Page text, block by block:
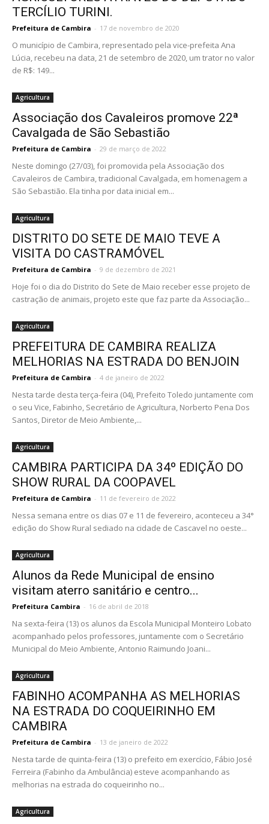
TERCÍLIO TURINI.
Prefeitura de Cambira - 17 de novembro de 2020
O município de Cambira, representado pela vice-prefeita Ana
Lúcia, recebeu na data, 21 de setembro de 2020, um trator no valor
de R$: 149...
Agricultura
Associação dos Cavaleiros promove 22ª
Cavalgada de São Sebastião
Prefeitura de Cambira - 29 de março de 2022
Neste domingo (27/03), foi promovida pela Associação dos
Cavaleiros de Cambira, tradicional Cavalgada, em homenagem a
São Sebastião. Ela tinha por data inicial em...
Agricultura
DISTRITO DO SETE DE MAIO TEVE A
VISITA DO CASTRAMÓVEL
Prefeitura de Cambira - 9 de dezembro de 2021
Hoje foi o dia do Distrito do Sete de Maio receber esse projeto de
castração de animais, projeto este que faz parte da Associação...
Agricultura
PREFEITURA DE CAMBIRA REALIZA
MELHORIAS NA ESTRADA DO BENJOIN
Prefeitura de Cambira - 4 de janeiro de 2022
Nesta tarde desta terça-feira (04), Prefeito Toledo juntamente com
o seu Vice, Fabinho, Secretário de Agricultura, Norberto Pena Dos
Santos, Diretor de Meio Ambiente,...
Agricultura
CAMBIRA PARTICIPA DA 34º EDIÇÃO DO
SHOW RURAL DA COOPAVEL
Prefeitura de Cambira - 11 de fevereiro de 2022
Nessa semana entre os dias 07 e 11 de fevereiro, aconteceu a 34°
edição do Show Rural sediado na cidade de Cascavel no oeste...
Agricultura
Alunos da Rede Municipal de ensino
visitam aterro sanitário e centro...
Prefeitura Cambira - 16 de abril de 2018
Na sexta-feira (13) os alunos da Escola Municipal Monteiro Lobato
acompanhado pelos professores, juntamente com o Secretário
Municipal do Meio Ambiente, Antonio Raimundo Joani...
Agricultura
FABINHO ACOMPANHA AS MELHORIAS
NA ESTRADA DO COQUEIRINHO EM
CAMBIRA
Prefeitura de Cambira - 13 de janeiro de 2022
Nesta tarde de quinta-feira (13) o prefeito em exercício, Fábio José
Ferreira (Fabinho da Ambulância) esteve acompanhando as
melhorias na estrada do coqueirinho no...
Agricultura